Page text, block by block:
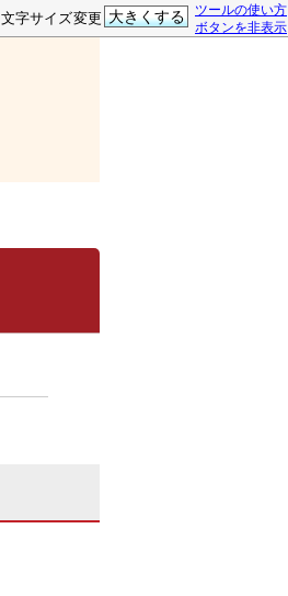
ツールの使い方
ボタンを非表示
文字サイズ変更 大きくする